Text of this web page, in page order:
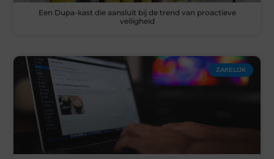
Een Dupa-kast die aansluit bij de trend van proactieve
veiligheid
ZAKELIJK